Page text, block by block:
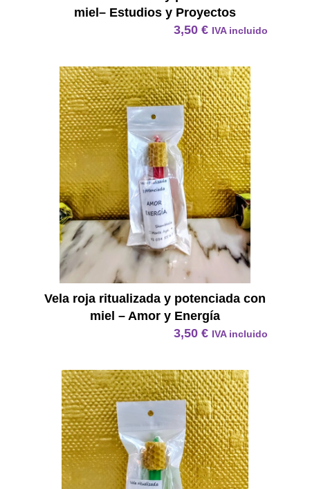
miel– Estudios y Proyectos
3,50 € IVA incluido
Vela roja ritualizada y potenciada con
miel – Amor y Energía
3,50 € IVA incluido